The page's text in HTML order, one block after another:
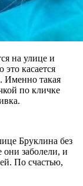
на улице и
касается
Именно такая
по кличке
Бруклина без
они заболели, и
По счастью,